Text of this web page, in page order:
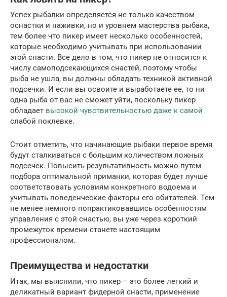
Успех рыбалки определяется не только качеством
оснастки и наживки, но и уровнем мастерства рыбака,
тем более что пикер имеет несколько особенностей,
которые необходимо учитывать при использовании
этой снасти. Все дело в том, что пикер не относится к
числу самоподсекающихся снастей, поэтому чтобы
рыба не ушла, вы должны обладать техникой активной
подсечки. И если вы освоите и выработаете ее, то ни
одна рыба от вас не сможет уйти, поскольку пикер
обладает высокой чувствительностью даже к самой
слабой поклевке.
Стоит отметить, что начинающие рыбаки первое время
будут сталкиваться с большим количеством ложных
подсечек. Повысить результативность можно путем
подбора оптимальной приманки, которая будет лучше
соответствовать условиям конкретного водоема и
учитывать поведенческие факторы его обитателей. Тем
не менее немного попрактиковавшись особенностям
управления с этой снастью, вы уже через короткий
промежуток времени станете настоящим
профессионалом.
Преимущества и недостатки
Итак, мы выяснили, что пикер – это более легкий и
деликатный вариант фидерной снасти, применение